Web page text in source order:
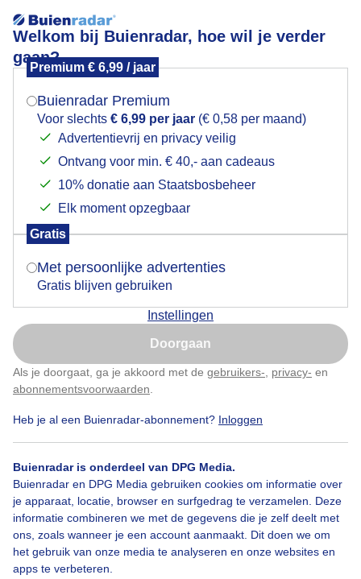
Welkom bij Buienradar, hoe wil je verder
gaan?
Premium € 6,99 / jaar
Buienradar Premium
Voor slechts € 6,99 per jaar (€ 0,58 per maand)
Advertentievrij en privacy veilig
Ontvang voor min. € 40,- aan cadeaus
10% donatie aan Staatsbosbeheer
Elk moment opzegbaar
Gratis
Met persoonlijke advertenties
Gratis blijven gebruiken
Instellingen
Doorgaan
Als je doorgaat, ga je akkoord met de gebruikers- privacy- en
abonnementsvoorwaarden
Heb je al een Buienradar-abonnement? Inloggen
Buienradar is onderdeel van DPG Media.
Buienradar en DPG Media gebruiken cookies om informatie over
je apparaat, locatie, browser en surfgedrag te verzamelen. Deze
informatie combineren we met de gegevens die je zelf deelt met
ons, zoals wanneer je een account aanmaakt. Dit doen we om
het gebruik van onze media te analyseren en onze websites en
apps te verbeteren.
Oerrr Natuurspeeltuin
Heerlijk weer om in en bij het water te spelen
Speeltuin Oerrr Zomervakantie
Bekijk slideshow
Mogen we je locatie gebruiken voor het
Indien je hier nog geen akkoord op hebt gegeven,
verschijnt er zo een pop-up uit je browser waarin
Is goed, toon de popup
Nu niet, misschien later
Klik hierom dit aan te passen